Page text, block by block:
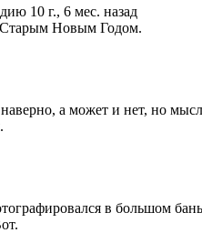
10 г., 6 мес. назад
Старым Новым Годом.
а может и нет, но
в большом